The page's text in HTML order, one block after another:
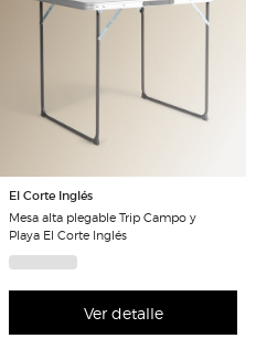
El Corte Inglés
Mesa alta plegable Trip Campo y
Playa El Corte Inglés
Ver detalle